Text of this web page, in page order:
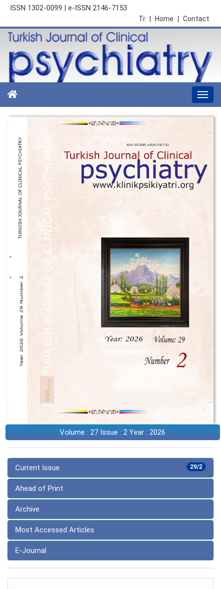
ISSN 1302-0099 | e-ISSN 2146-7153
Contact
Home
Tr
Volume : 27 Issue : 2 Year : 2026
29/2
Current Issue
Ahead of Print
Archive
Most Accessed Articles
E-Journal